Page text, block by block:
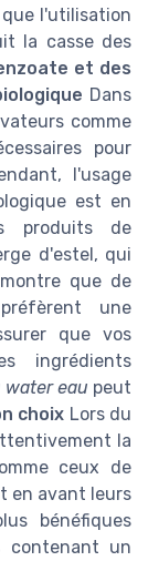
l'utilisation
la casse des
et des
Dans
comme
pour
l'usage
est en
produits de
d'estel, qui
que de
une
que vos
ingrédients
water eau peut
choix Lors du
la
ceux de
en avant leurs
bénéfiques
contenant un